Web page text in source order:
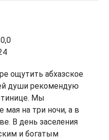
ощутить абхазское
души рекомендую
Мы
мая на три ночи, а в
В день заселения
и богатым